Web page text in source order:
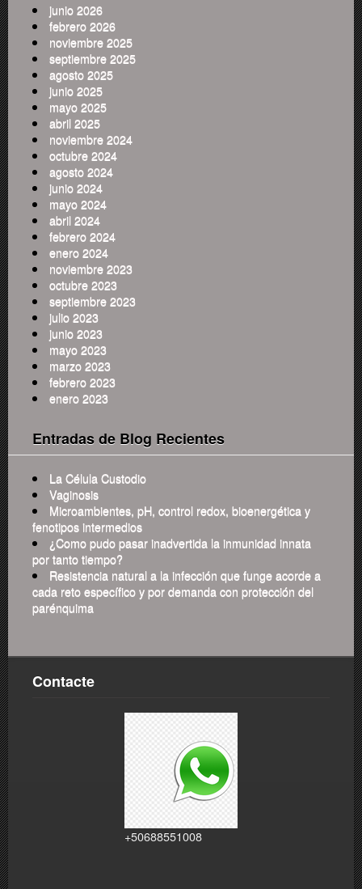
junio 2026
febrero 2026
noviembre 2025
septiembre 2025
agosto 2025
junio 2025
mayo 2025
abril 2025
noviembre 2024
octubre 2024
agosto 2024
junio 2024
mayo 2024
abril 2024
febrero 2024
enero 2024
noviembre 2023
octubre 2023
septiembre 2023
julio 2023
junio 2023
mayo 2023
marzo 2023
febrero 2023
enero 2023
Entradas de Blog Recientes
La Célula Custodio
Vaginosis
Microambientes, pH, control redox, bioenergética y
fenotipos intermedios
¿Como pudo pasar inadvertida la inmunidad innata
por tanto tiempo?
Resistencia natural a la infección que funge acorde a
cada reto específico y por demanda con protección del
parénquima
Contacte
+50688551008